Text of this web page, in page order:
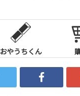
おやうちくん